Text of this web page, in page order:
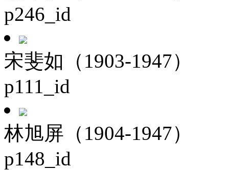
p246_id
宋斐如（1903-1947）
p111_id
林旭屏（1904-1947）
p148_id